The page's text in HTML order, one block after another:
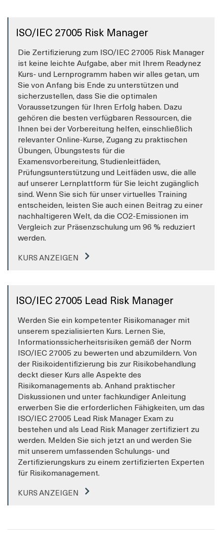
ISO/IEC 27005 Risk Manager
Die Zertifizierung zum ISO/IEC 27005 Risk Manager
ist keine leichte Aufgabe, aber mit Ihrem Readynez
Kurs- und Lernprogramm haben wir alles getan, um
Sie von Anfang bis Ende zu unterstützen und
sicherzustellen, dass Sie die optimalen
Voraussetzungen für Ihren Erfolg haben. Dazu
gehören die besten verfügbaren Ressourcen, die
Ihnen bei der Vorbereitung helfen, einschließlich
relevanter Online-Kurse, Zugang zu praktischen
Übungen, Übungstests für die
Examensvorbereitung, Studienleitfäden,
Prüfungsunterstützung und Leitfäden usw., die alle
auf unserer Lernplattform für Sie leicht zugänglich
sind. Wenn Sie sich für unser virtuelles Training
entscheiden, leisten Sie auch einen Beitrag zu einer
nachhaltigeren Welt, da die CO2-Emissionen im
Vergleich zur Präsenzschulung um 96 % reduziert
werden.
KURS ANZEIGEN
ISO/IEC 27005 Lead Risk Manager
Werden Sie ein kompetenter Risikomanager mit
unserem spezialisierten Kurs. Lernen Sie,
Informationssicherheitsrisiken gemäß der Norm
ISO/IEC 27005 zu bewerten und abzumildern. Von
der Risikoidentifizierung bis zur Risikobehandlung
deckt dieser Kurs alle Aspekte des
Risikomanagements ab. Anhand praktischer
Diskussionen und unter fachkundiger Anleitung
erwerben Sie die erforderlichen Fähigkeiten, um das
ISO/IEC 27005 Lead Risk Manager Exam zu
bestehen und als Lead Risk Manager zertifiziert zu
werden. Melden Sie sich jetzt an und werden Sie
mit unserem umfassenden Schulungs- und
Zertifizierungskurs zu einem zertifizierten Experten
für Risikomanagement.
KURS ANZEIGEN